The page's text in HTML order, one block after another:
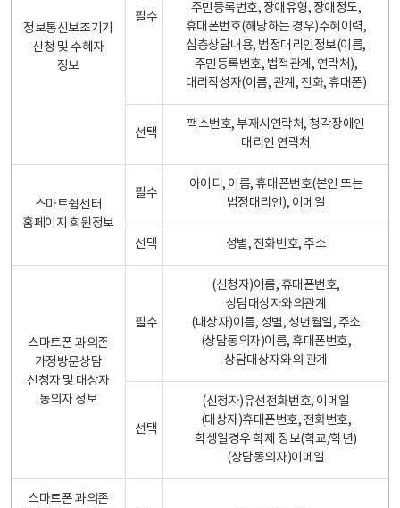
정보통신보조기기
신청 및 수혜자
정보
필수
주민등록번호, 장애유형, 장애정도,
휴대폰번호(해당하는 경우)수혜이력,
심층상담내용, 법정대리인정보(이름,
주민등록번호, 법적관계, 연락처),
대리작성자(이름, 관계, 전화, 휴대폰)
선택
팩스번호, 부재시연락처, 청각장애인
대리인 연락처
스마트쉼센터
홈페이지 회원정보
필수
아이디, 이름, 휴대폰번호(본인 또는
법정대리인), 이메일
선택 성별, 전화번호, 주소
스마트폰 과의존
가정방문상담
신청자 및 대상자
동의자 정보
필수
(신청자)이름, 휴대폰번호,
상담대상자와의관계
(대상자)이름, 성별, 생년월일, 주소
(상담동의자)이름, 휴대폰번호,
상담대상자와의 관계
선택
(신청자)유선전화번호, 이메일
(대상자)휴대폰번호, 전화번호,
학생일경우 학제 정보(학교/학년)
(상담동의자)이메일
스마트폰 과의존